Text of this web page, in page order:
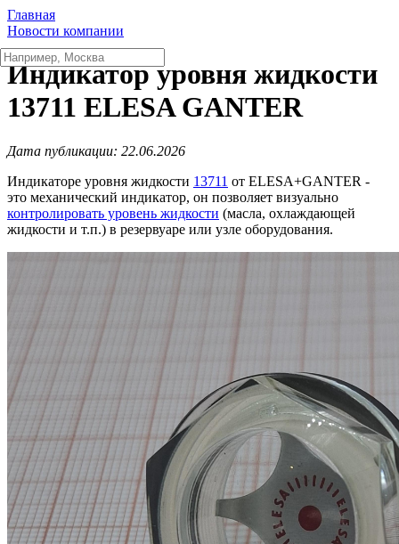
Главная
Новости компании
Индикатор уровня жидкости
13711 ELESA GANTER
Дата публикации: 22.06.2026
Индикаторе уровня жидкости 13711 от ELESA+GANTER -
это механический индикатор, он позволяет визуально
контролировать уровень жидкости (масла, охлаждающей
жидкости и т.п.) в резервуаре или узле оборудования.